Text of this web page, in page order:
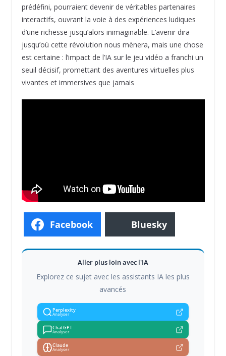
prédéfini, pourraient devenir de véritables partenaires
interactifs, ouvrant la voie à des expériences ludiques
d’une richesse jusqu’alors inimaginable. L’avenir dira
jusqu’où cette révolution nous mènera, mais une chose
est certaine : l’impact de l’IA sur le jeu vidéo a franchi un
seuil décisif, promettant des aventures virtuelles plus
vivantes et immersives que jamais
Facebook Bluesky
Aller plus loin avec l'IA
Explorez ce sujet avec les assistants IA les plus
avancés
Perplexity
Analyser
ChatGPT
Analyser
Claude
Analyser